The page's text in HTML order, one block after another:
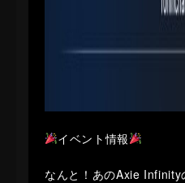
イベント情報
なんと！あのAxie Infinity